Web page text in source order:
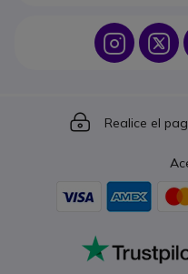
Icon
Icon
Realice el